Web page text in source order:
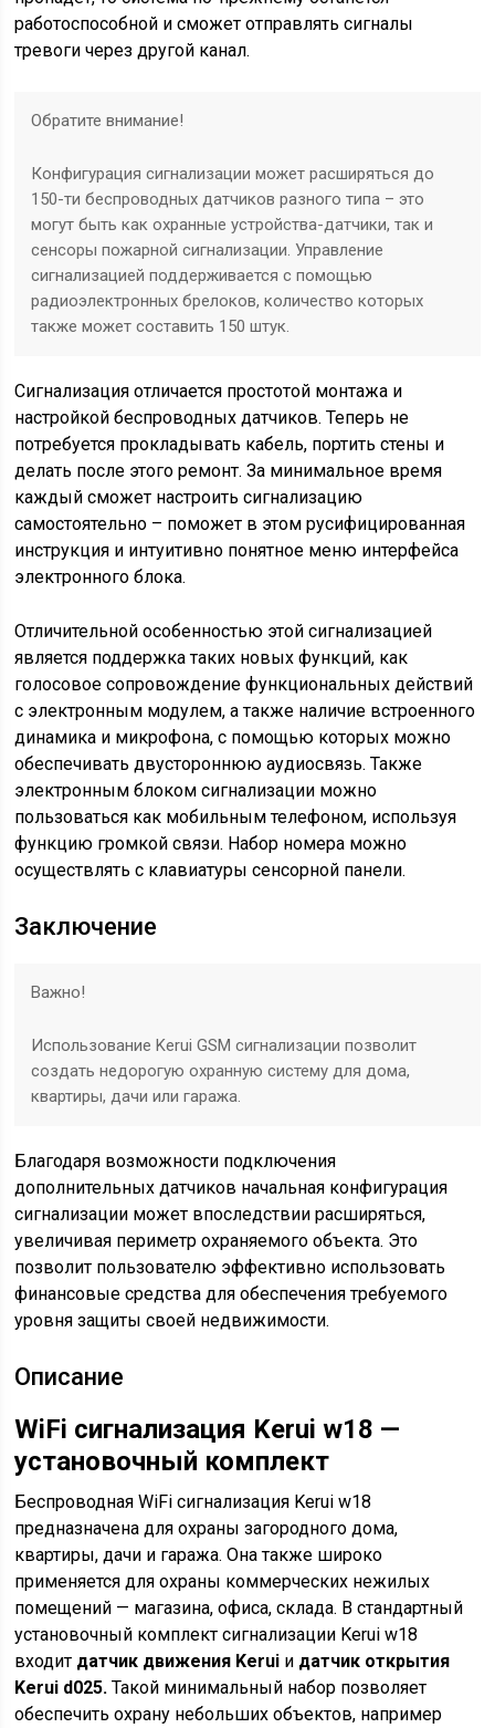
работоспособной и сможет отправлять сигналы
тревоги через другой канал.
Обратите внимание!
Конфигурация сигнализации может расширяться до
150-ти беспроводных датчиков разного типа – это
могут быть как охранные устройства-датчики, так и
сенсоры пожарной сигнализации. Управление
сигнализацией поддерживается с помощью
радиоэлектронных брелоков, количество которых
также может составить 150 штук.
Сигнализация отличается простотой монтажа и
настройкой беспроводных датчиков. Теперь не
потребуется прокладывать кабель, портить стены и
делать после этого ремонт. За минимальное время
каждый сможет настроить сигнализацию
самостоятельно – поможет в этом русифицированная
инструкция и интуитивно понятное меню интерфейса
электронного блока.
Отличительной особенностью этой сигнализацией
является поддержка таких новых функций, как
голосовое сопровождение функциональных действий
с электронным модулем, а также наличие встроенного
динамика и микрофона, с помощью которых можно
обеспечивать двустороннюю аудиосвязь. Также
электронным блоком сигнализации можно
пользоваться как мобильным телефоном, используя
функцию громкой связи. Набор номера можно
осуществлять с клавиатуры сенсорной панели.
Заключение
Важно!
Использование Kerui GSM сигнализации позволит
создать недорогую охранную систему для дома,
квартиры, дачи или гаража.
Благодаря возможности подключения
дополнительных датчиков начальная конфигурация
сигнализации может впоследствии расширяться,
увеличивая периметр охраняемого объекта. Это
позволит пользователю эффективно использовать
финансовые средства для обеспечения требуемого
уровня защиты своей недвижимости.
Описание
WiFi сигнализация Kerui w18 —
установочный комплект
Беспроводная WiFi сигнализация Kerui w18
предназначена для охраны загородного дома,
квартиры, дачи и гаража. Она также широко
применяется для охраны коммерческих нежилых
помещений — магазина, офиса, склада. В стандартный
установочный комплект сигнализации Kerui w18
входит датчик движения Kerui и датчик открытия
Kerui d025. Такой минимальный набор позволяет
обеспечить охрану небольших объектов, например